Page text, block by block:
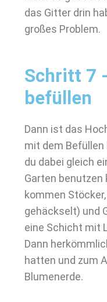
das Gitter drin
großes Problem.
Schritt 7
befüllen
Dann ist das
mit dem Befüllen
du dabei gleich
Garten benutzen
kommen
gehäckselt) und
eine Schicht mit
Dann
hatten und zum
Blumenerde.